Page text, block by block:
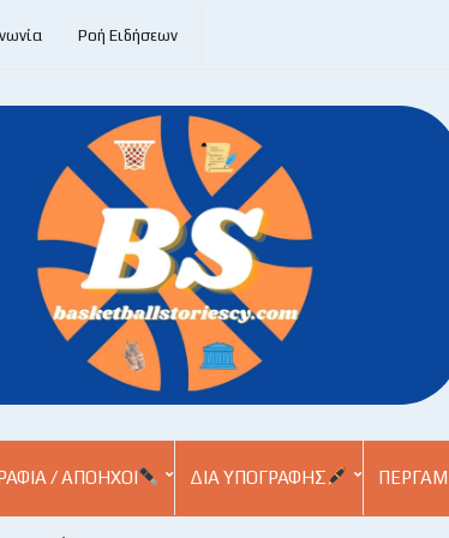
Ροή Ειδήσεων
/ ΑΠΌΗΧΟΙ ΔΙΑ ΥΠΟΓΡΑΦΉΣ